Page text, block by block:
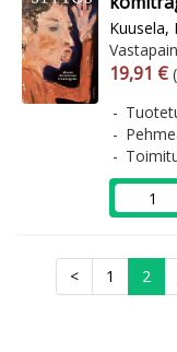
Kuusela,
19,91 €
< 1 2